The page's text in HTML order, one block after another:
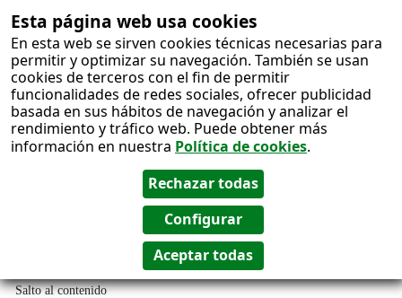
Esta página web usa cookies
En esta web se sirven cookies técnicas necesarias para
permitir y optimizar su navegación. También se usan
cookies de terceros con el fin de permitir
funcionalidades de redes sociales, ofrecer publicidad
basada en sus hábitos de navegación y analizar el
rendimiento y tráfico web. Puede obtener más
información en nuestra Política de cookies.
Salto al contenido